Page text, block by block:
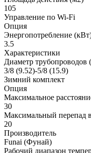
105
Управление по Wi-Fi
Опция
Энергопотребление
3.5
Характеристики
Диаметр трубопроводов
3/8 (9.52)-5/8 (15.9)
Зимний комплект
Опция
Максимальное
30
Максимальный перепад
20
Производитель
Funai (Фунай)
Рабочий диапазон